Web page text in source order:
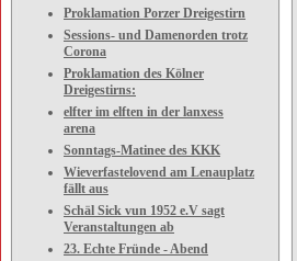
Proklamation Porzer Dreigestirn
Sessions- und Damenorden trotz
Corona
Proklamation des Kölner
Dreigestirns:
elfter im elften in der lanxess
arena
Sonntags-Matinee des KKK
Wieverfastelovend am Lenauplatz
fällt aus
Schäl Sick vun 1952 e.V sagt
Veranstaltungen ab
23. Echte Fründe - Abend